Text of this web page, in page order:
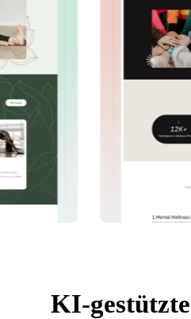
KI-